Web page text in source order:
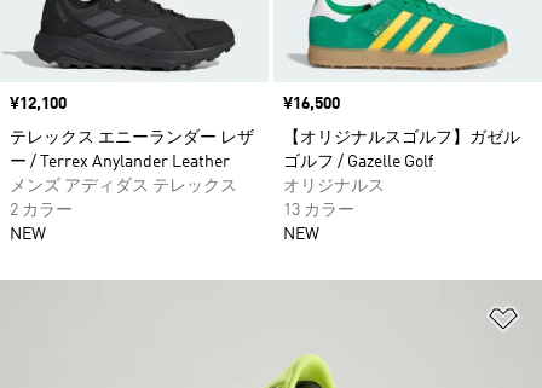
価格
¥12,100
テレックス エニーランダー レザ
ー / Terrex Anylander Leather
メンズ アディダス テレックス
2 カラー
NEW
価格
¥16,500
【オリジナルスゴルフ】ガゼル
ゴルフ / Gazelle Golf
オリジナルス
13 カラー
NEW